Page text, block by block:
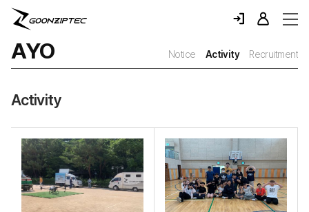
AYO Notice Activity Recruitment
Activity